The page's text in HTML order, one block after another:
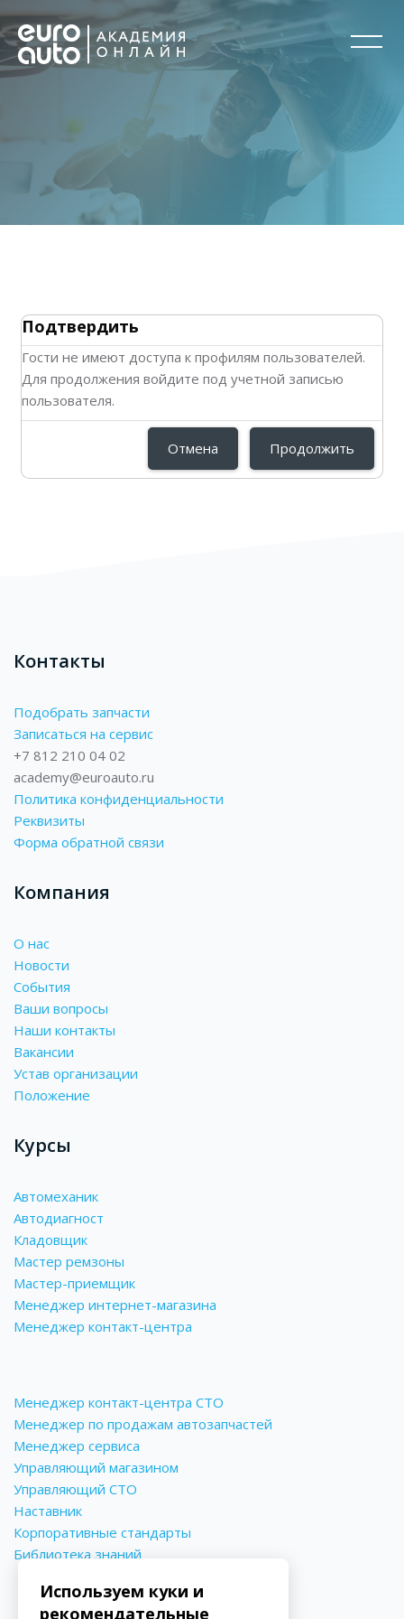
Подтвердить
Гости не имеют доступа к профилям пользователей.
Для продолжения войдите под учетной записью
пользователя.
Отмена Продолжить
Контакты
Подобрать запчасти
Записаться на сервис
+7 812 210 04 02
academy@euroauto.ru
Политика конфиденциальности
Реквизиты
Форма обратной связи
Компания
О нас
Новости
События
Ваши вопросы
Наши контакты
Вакансии
Устав организации
Положение
Курсы
Автомеханик
Автодиагност
Кладовщик
Мастер ремзоны
Мастер-приемщик
Менеджер интернет-магазина
Менеджер контакт-центра
Менеджер контакт-центра СТО
Менеджер по продажам автозапчастей
Менеджер сервиса
Управляющий магазином
Управляющий СТО
Наставник
Корпоративные стандарты
Библиотека знаний
Используем куки и
рекомендательные